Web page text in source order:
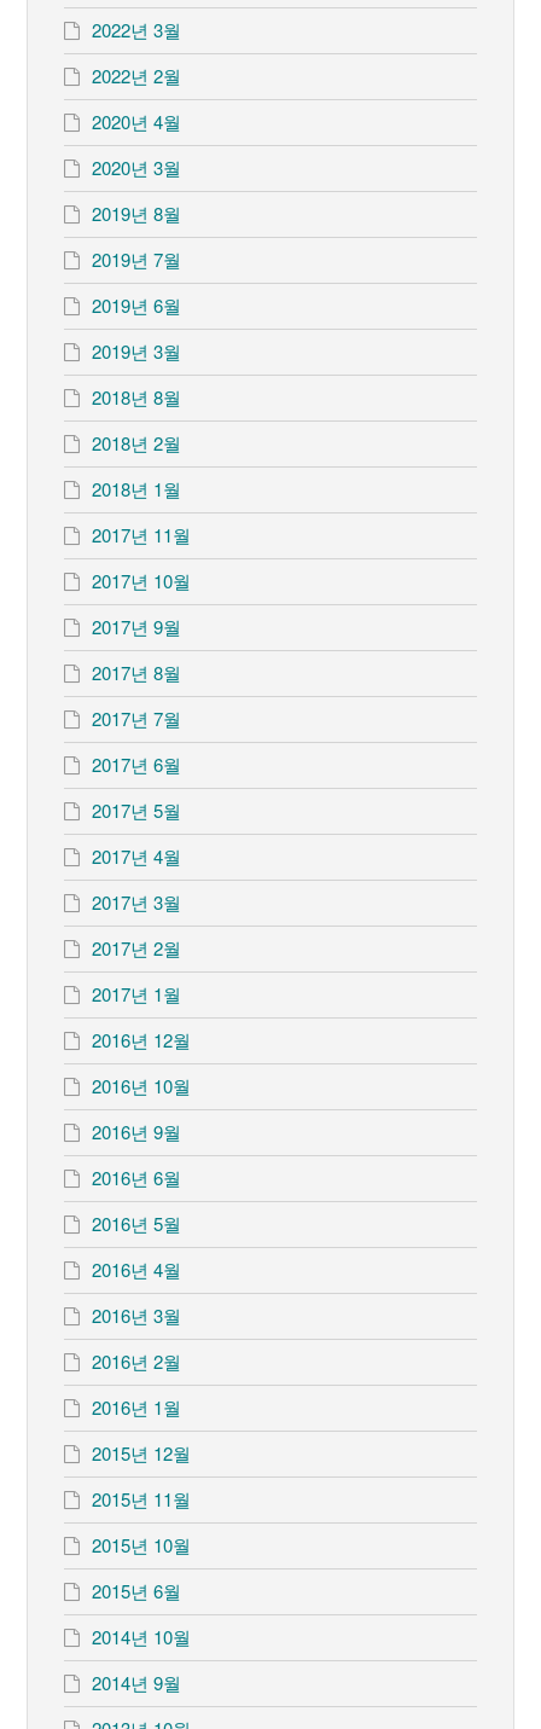
2022년 3월
2022년 2월
2020년 4월
2020년 3월
2019년 8월
2019년 7월
2019년 6월
2019년 3월
2018년 8월
2018년 2월
2018년 1월
2017년 11월
2017년 10월
2017년 9월
2017년 8월
2017년 7월
2017년 6월
2017년 5월
2017년 4월
2017년 3월
2017년 2월
2017년 1월
2016년 12월
2016년 10월
2016년 9월
2016년 6월
2016년 5월
2016년 4월
2016년 3월
2016년 2월
2016년 1월
2015년 12월
2015년 11월
2015년 10월
2015년 6월
2014년 10월
2014년 9월